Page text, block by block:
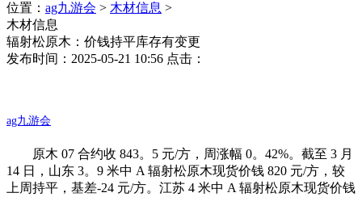
位置： ag九游会 > 木材信息 >
木材信息
辐射松原木：价钱持平库存有变更
发布时间：2025-05-21 10:56 点击：
ag九游会
原木 07 合约收 843。5 元/方，周涨幅 0。42%。截至 3 月
14 日，山东 3。9 米中 A 辐射松原木现货价钱 820 元/方，较
上周持平，基差-24 元/方。江苏 4 米中 A 辐射松原木现货价钱